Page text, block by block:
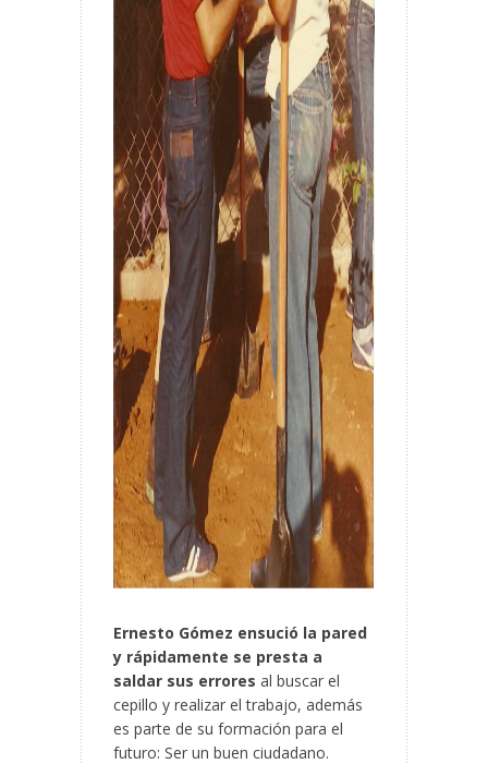
Ernesto Gómez ensució la pared
y rápidamente se presta a
saldar sus errores al buscar el
cepillo y realizar el trabajo, además
es parte de su formación para el
futuro: Ser un buen ciudadano.